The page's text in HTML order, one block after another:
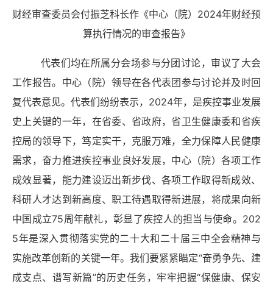
财经审查委员会付振芝科长作《中心（院）2024年财经预
算执行情况的审查报告》
代表们均在所属分会场参与分团讨论，审议了大会
工作报告。中心（院）领导在各代表团参与讨论并及时回
复代表意见。代表们纷纷表示，2024年，是疾控事业发展
史上关键的一年，在省委、省政府，省卫生健康委和省疾
控局的领导下，笃定实干，克服万难，全力保障人民健康
需求，奋力推进疾控事业良好发展，中心（院）各项工作
成效显著，能力建设迈出新步伐、各项工作取得新成效、
科研人才达到新高度、职工待遇取得新进展，将成果向新
中国成立75周年献礼，彰显了疾控人的担当与使命。202
5年是深入贯彻落实党的二十大和二十届三中全会精神与
实施改革创新的关键一年。我们要紧紧瞄定“奋勇争先、建
成支点、谱写新篇”的历史任务，牢牢把握“保健康、保安